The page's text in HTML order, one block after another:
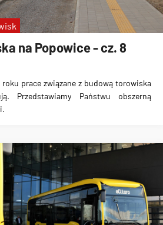
na Popowice - cz. 8
roku prace związane z budową torowiska
Przedstawiamy Państwu obszerną